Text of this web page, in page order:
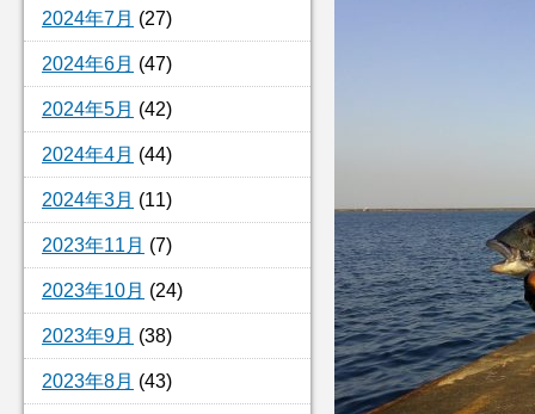
2024年7月 (27)
2024年6月 (47)
2024年5月 (42)
2024年4月 (44)
2024年3月 (11)
2023年11月 (7)
2023年10月 (24)
2023年9月 (38)
2023年8月 (43)